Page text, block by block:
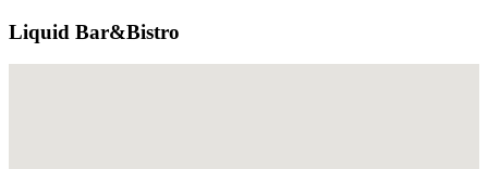
Liquid Bar&Bistro